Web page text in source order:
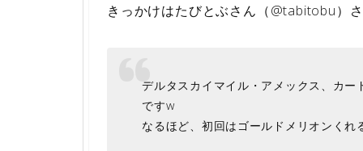
きっかけはたびとぶさん（@tabitobu）
デルタスカイマイル・アメックス、カ
ですw
なるほど、初回はゴールドメリオンく